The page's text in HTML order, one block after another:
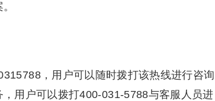
，用户可以随时拨打该热线进行咨询
用户可以拨打400-031-5788与客服人员进